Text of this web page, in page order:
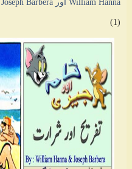
William Hanna اور Joseph Barbera
(1)